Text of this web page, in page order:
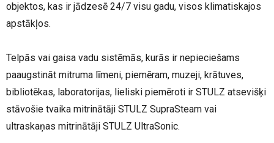
objektos, kas ir jādzesē 24/7 visu gadu, visos klimatiskajos
apstākļos.
Telpās vai gaisa vadu sistēmās, kurās ir nepieciešams
paaugstināt mitruma līmeni, piemēram, muzeji, krātuves,
bibliotēkas, laboratorijas, lieliski piemēroti ir STULZ atsevišķi
stāvošie tvaika mitrinātāji STULZ SupraSteam vai
ultraskaņas mitrinātāji STULZ UltraSonic.